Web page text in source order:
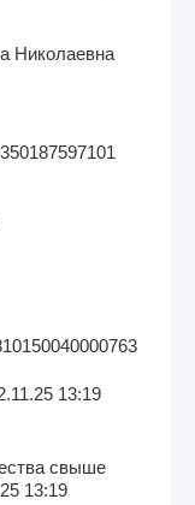
Николаевна
13:19
свыше
13:19